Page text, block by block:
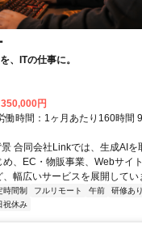
、ITの仕事に。
円
働時間：1ヶ月あたり160時間
合同会社Linkでは、生成AIを
め、EC・物販事業、Webサイ
幅広いサービスを展開してい
時間制 フルリモート 午前 研修あり
祝休み